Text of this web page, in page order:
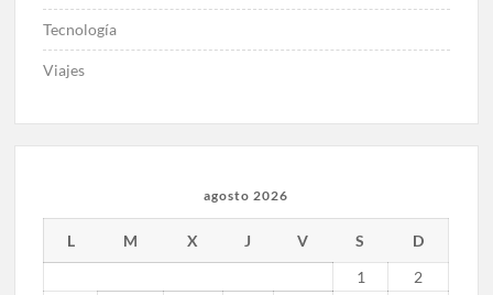
Tecnología
Viajes
agosto 2026
L M X J V S
D
1
2